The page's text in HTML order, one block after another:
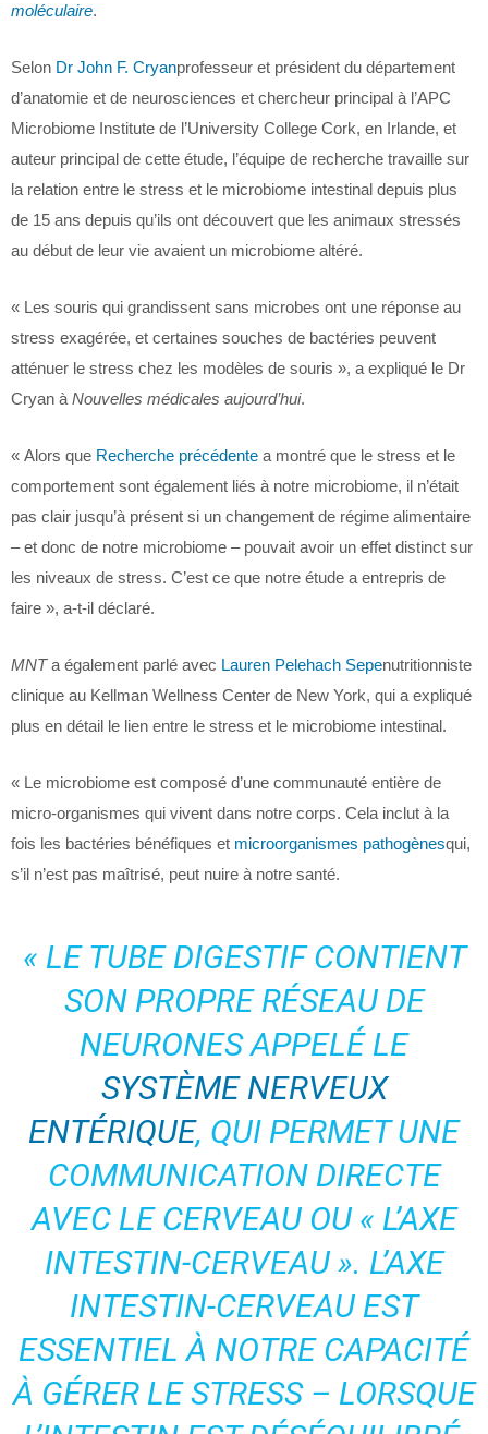
moléculaire.
Selon Dr John F. Cryanprofesseur et président du département
d’anatomie et de neurosciences et chercheur principal à l’APC
Microbiome Institute de l’University College Cork, en Irlande, et
auteur principal de cette étude, l’équipe de recherche travaille sur
la relation entre le stress et le microbiome intestinal depuis plus
de 15 ans depuis qu’ils ont découvert que les animaux stressés
au début de leur vie avaient un microbiome altéré.
« Les souris qui grandissent sans microbes ont une réponse au
stress exagérée, et certaines souches de bactéries peuvent
atténuer le stress chez les modèles de souris », a expliqué le Dr
Cryan à Nouvelles médicales aujourd’hui.
« Alors que Recherche précédente a montré que le stress et le
comportement sont également liés à notre microbiome, il n’était
pas clair jusqu’à présent si un changement de régime alimentaire
– et donc de notre microbiome – pouvait avoir un effet distinct sur
les niveaux de stress. C’est ce que notre étude a entrepris de
faire », a-t-il déclaré.
MNTa également parlé avec Lauren Pelehach Sepenutritionniste
clinique au Kellman Wellness Center de New York, qui a expliqué
plus en détail le lien entre le stress et le microbiome intestinal.
« Le microbiome est composé d’une communauté entière de
micro-organismes qui vivent dans notre corps. Cela inclut à la
fois les bactéries bénéfiques et microorganismes pathogènesqui,
s’il n’est pas maîtrisé, peut nuire à notre santé.
« LE TUBE DIGESTIF CONTIENT
SON PROPRE RÉSEAU DE
NEURONES APPELÉ LE
SYSTÈME NERVEUX
ENTÉRIQUE, QUI PERMET UNE
COMMUNICATION DIRECTE
AVEC LE CERVEAU OU « L’AXE
INTESTIN-CERVEAU ». L’AXE
INTESTIN-CERVEAU EST
ESSENTIEL À NOTRE CAPACITÉ
À GÉRER LE STRESS – LORSQUE